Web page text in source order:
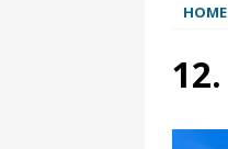
HOME
12.